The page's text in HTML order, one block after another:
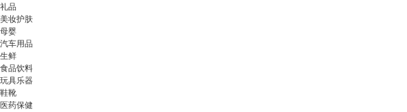
礼品
美妆护肤
母婴
汽车用品
生鲜
食品饮料
玩具乐器
鞋靴
医药保健